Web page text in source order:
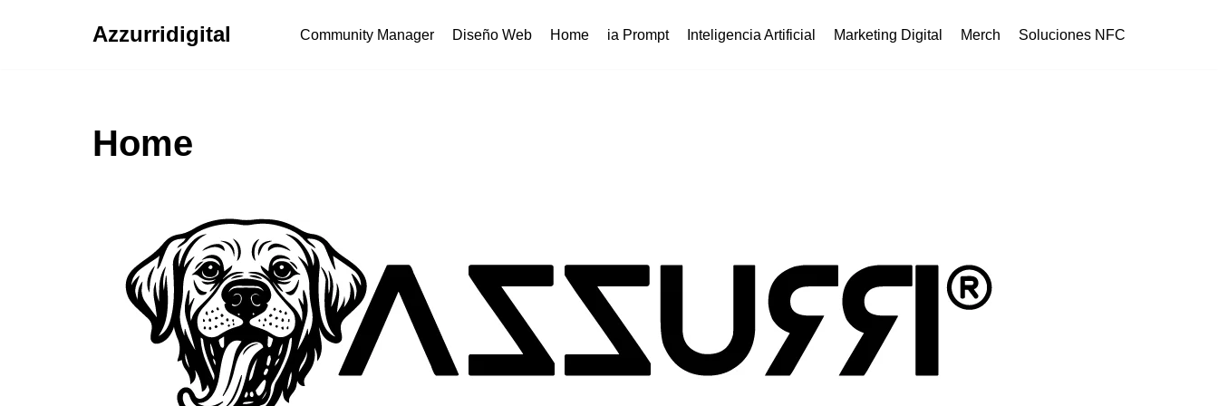
Azzurridigital Community Manager Diseño Web Home ia Prompt Inteligencia Artificial Marketing Digital Merch Soluciones NFC
Home